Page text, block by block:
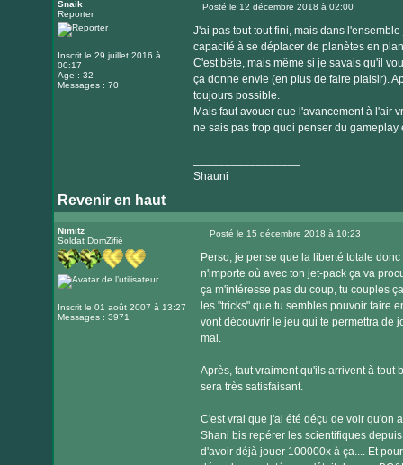
le
internet
Snaik
Reporter
Inscrit le 29 juillet 2016 à
00:17
Age : 32
Messages : 70
Posté le 12 décembre 2018 à 02:00
J'ai pas tout tout fini, mais dans
capacité à se déplacer de planètes en
C'est bête, mais même si je savais qu'il
ça donne envie (en plus de faire plaisir).
toujours possible.
Mais faut avouer que l'avancement à l'air
ne sais pas trop quoi penser du
Shauni
Revenir en haut
Nimitz
Soldat DomZifié
Inscrit le 01 août 2007 à 13:27
Messages : 3971
Posté le 15 décembre 2018 à 10:23
Perso, je pense que la liberté totale
n'importe où avec ton jet-pack ça va
ça m'intéresse pas du coup, tu couples
les "tricks" que tu sembles pouvoir faire
vont découvrir le jeu qui te permettra de
mal.
Après, faut vraiment qu'ils arrivent à tout
sera très satisfaisant.
C'est vrai que j'ai été déçu de voir qu'on
Shani bis repérer les scientifiques
d'avoir déjà jouer 100000x à ça.... Et